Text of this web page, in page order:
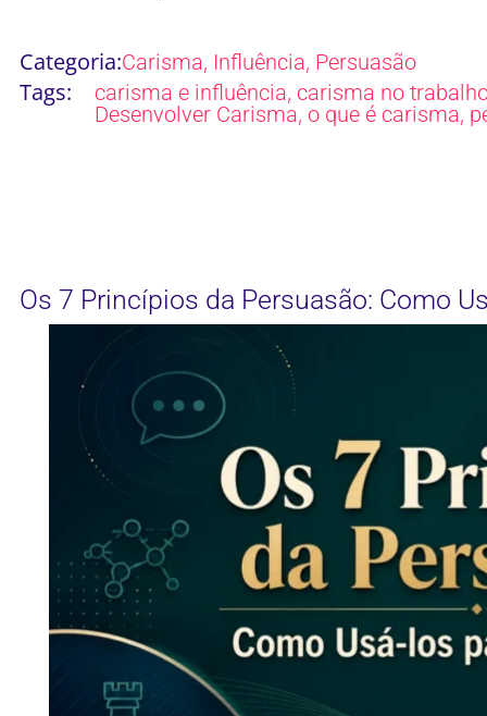
Categoria:Carisma, Influência, Persuasão
Tags: carisma e influência, carisma no
Desenvolver Carisma, o que é carisma,
Os 7 Princípios da Persuasão: Como